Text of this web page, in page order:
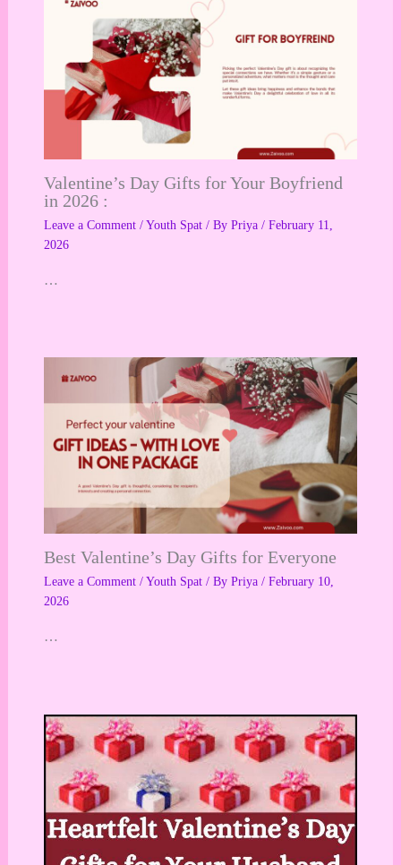
Valentine’s Day Gifts for Your Boyfriend
in 2026 :
Leave a Comment / Youth Spat/ By Priya / February 11,
2026
…
Best Valentine’s Day Gifts for Everyone
Leave a Comment / Youth Spat/ By Priya / February 10,
2026
…